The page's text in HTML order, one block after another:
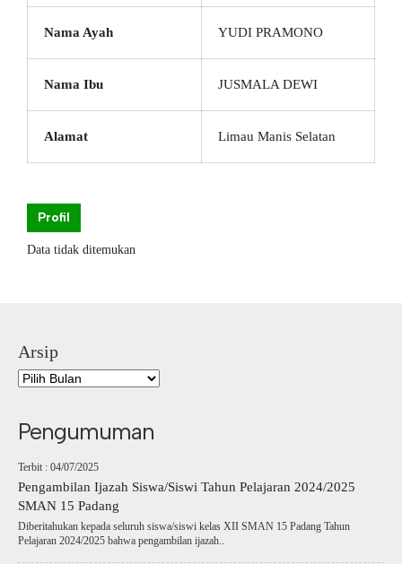
Nama Ayah YUDI PRAMONO
Nama Ibu JUSMALA DEWI
Alamat Limau Manis Selatan
Profil
Data tidak ditemukan
Arsip
Pengumuman
Terbit : 04/07/2025
Pengambilan Ijazah Siswa/Siswi Tahun Pelajaran 2024/2025
SMAN 15 Padang
Diberitahukan kepada seluruh siswa/siswi kelas XII SMAN 15 Padang Tahun
Pelajaran 2024/2025 bahwa pengambilan ijazah..